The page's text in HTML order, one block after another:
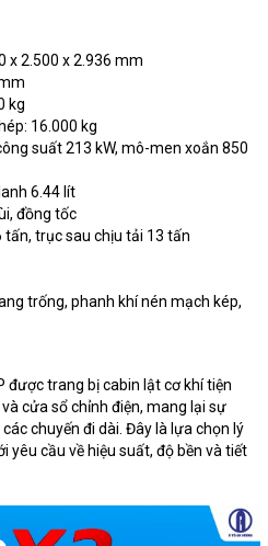
x 2.500 x 2.936 mm
kg
16.000 kg
suất 213 kW, mô-men xoắn 850
6.44 lít
đồng tốc
trục sau chịu tải 13 tấn
trống, phanh khí nén mạch kép,
được trang bị cabin lật cơ khí tiện
cửa sổ chỉnh điện, mang lại sự
chuyến đi dài. Đây là lựa chọn lý
yêu cầu về hiệu suất, độ bền và tiết